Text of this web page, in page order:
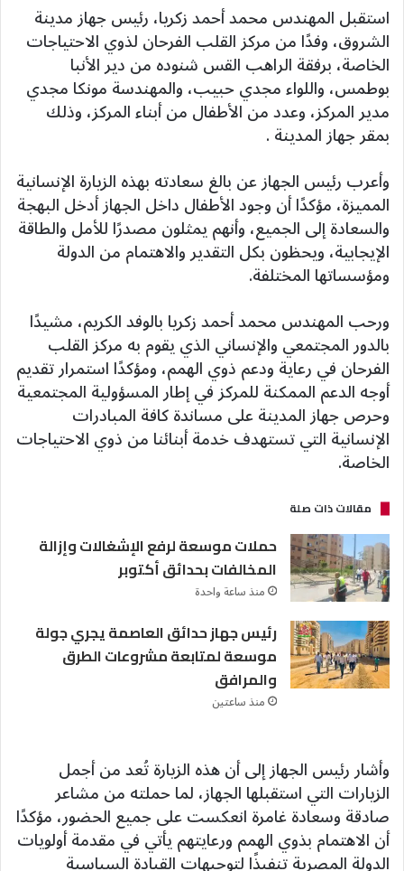
استقبل المهندس محمد أحمد زكريا، رئيس جهاز مدينة
الشروق، وفدًا من مركز القلب الفرحان لذوي الاحتياجات
الخاصة، برفقة الراهب القس شنوده من دير الأنبا
بوطمس، واللواء مجدي حبيب، والمهندسة مونكا مجدي
مدير المركز، وعدد من الأطفال من أبناء المركز، وذلك
بمقر جهاز المدينة .
وأعرب رئيس الجهاز عن بالغ سعادته بهذه الزيارة الإنسانية
المميزة، مؤكدًا أن وجود الأطفال داخل الجهاز أدخل البهجة
والسعادة إلى الجميع، وأنهم يمثلون مصدرًا للأمل والطاقة
الإيجابية، ويحظون بكل التقدير والاهتمام من الدولة
ومؤسساتها المختلفة.
ورحب المهندس محمد أحمد زكريا بالوفد الكريم، مشيدًا
بالدور المجتمعي والإنساني الذي يقوم به مركز القلب
الفرحان في رعاية ودعم ذوي الهمم، ومؤكدًا استمرار تقديم
أوجه الدعم الممكنة للمركز في إطار المسؤولية المجتمعية
وحرص جهاز المدينة على مساندة كافة المبادرات
الإنسانية التي تستهدف خدمة أبنائنا من ذوي الاحتياجات
الخاصة.
مقالات ذات صلة
حملات موسعة لرفع الإشغالات وإزالة
المخالفات بحدائق أكتوبر
منذ ساعة واحدة
رئيس جهاز حدائق العاصمة يجري جولة
موسعة لمتابعة مشروعات الطرق
والمرافق
منذ ساعتين
وأشار رئيس الجهاز إلى أن هذه الزيارة تُعد من أجمل
الزيارات التي استقبلها الجهاز، لما حملته من مشاعر
صادقة وسعادة غامرة انعكست على جميع الحضور، مؤكدًا
أن الاهتمام بذوي الهمم ورعايتهم يأتي في مقدمة أولويات
الدولة المصرية تنفيذًا لتوجيهات القيادة السياسية